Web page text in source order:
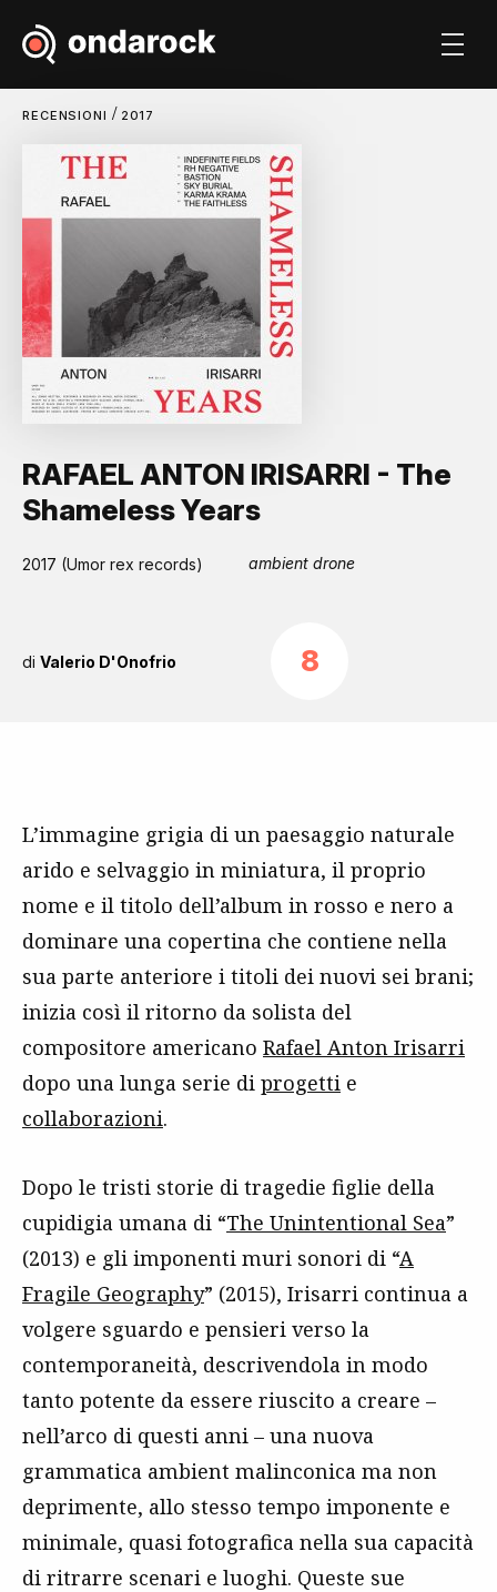
RECENSIONI / 2017
RAFAEL ANTON IRISARRI - The
Shameless Years
2017 (Umor rex records) ambient drone
di Valerio D'Onofrio 8
L’immagine grigia di un paesaggio naturale
arido e selvaggio in miniatura, il proprio
nome e il titolo dell’album in rosso e nero a
dominare una copertina che contiene nella
sua parte anteriore i titoli dei nuovi sei brani;
inizia così il ritorno da solista del
compositore americano Rafael Anton Irisarri
dopo una lunga serie di progetti e
collaborazioni.
Dopo le tristi storie di tragedie figlie della
cupidigia umana di “The Unintentional Sea”
(2013) e gli imponenti muri sonori di “A
Fragile Geography” (2015), Irisarri continua a
volgere sguardo e pensieri verso la
contemporaneità, descrivendola in modo
tanto potente da essere riuscito a creare –
nell’arco di questi anni – una nuova
grammatica ambient malinconica ma non
deprimente, allo stesso tempo imponente e
minimale, quasi fotografica nella sua capacità
di ritrarre scenari e luoghi. Queste sue